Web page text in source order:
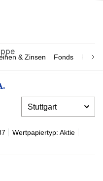
& Zinsen Fonds
Wertpapiertyp: Aktie